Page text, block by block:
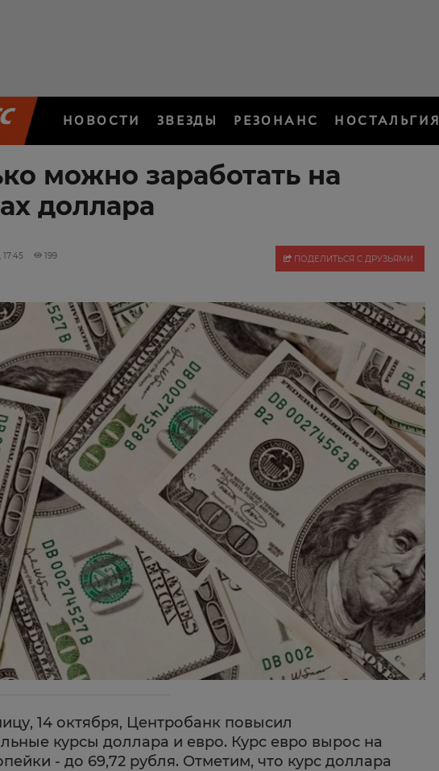
НОВОСТИ ЗВЕЗДЫ РЕЗОНАНС НОСТАЛЬГИЯ
можно заработать на
доллара
199 ПОДЕЛИТЬСЯ С ДРУЗЬЯМИ
14 октября, Центробанк повысил
курсы доллара и евро. Курс евро вырос на
- до 69,72 рубля. Отметим, что курс доллара